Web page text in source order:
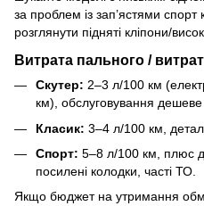
за проблем із зап’ястями
розглянути підняті кліпони/
Витрата пального /
Скутер: 2–3 л/100 км
км), обслуговування дешеве
Класик: 3–4 л/100 км,
Спорт: 5–8 л/100 км, плюс
посилені колодки, часті ТО.
Якщо бюджет на утримання